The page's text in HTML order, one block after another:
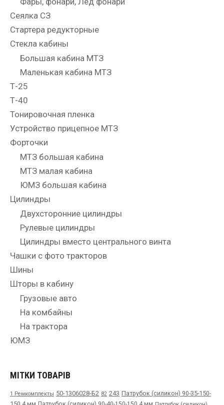
Сеялка СЗ
Стартера редукторные
Стекла кабины
Большая кабина МТЗ
Маленькая кабина МТЗ
Т-25
Т-40
Тонировочная пленка
Устройство прицепное МТЗ
Форточки
МТЗ большая кабина
МТЗ малая кабина
ЮМЗ большая кабина
Цилиндры
Двухсторонние цилиндры
Рулевые цилиндры
Цилиндры вместо центрального винта
Чашки с фото тракторов
Шины
Шторы в кабину
Грузовые авто
На комбайны
На трактора
ЮМЗ
МІТКИ ТОВАРІВ
1 Ремкомплекты 50-1306028-Б2 82 243 Патрубок (силикон) 90-35-150-